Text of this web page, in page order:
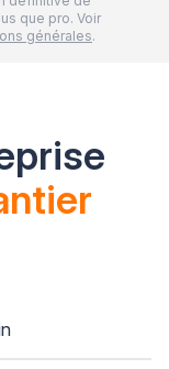
que pro. Voir
générales.